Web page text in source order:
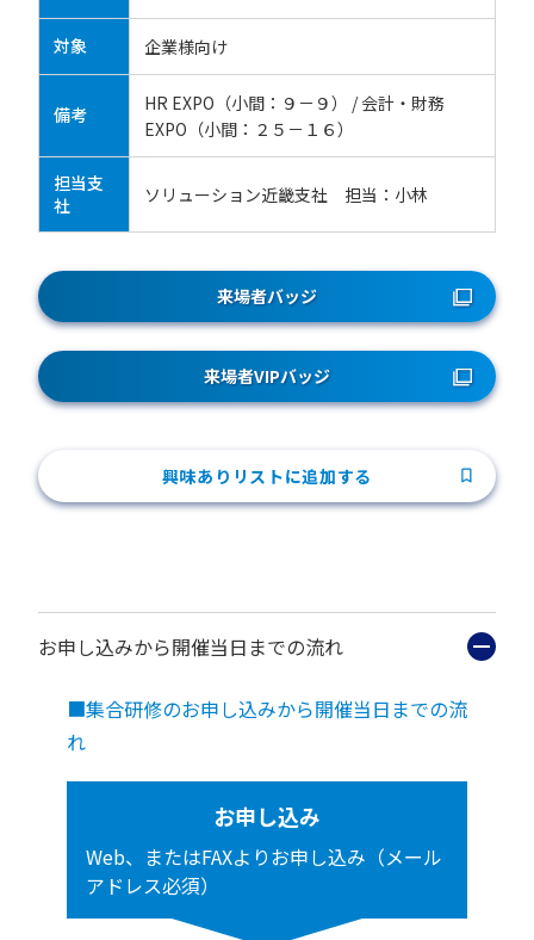
対象 企業様向け
備考
HR EXPO（小間：９－９） / 会計・財務
EXPO（小間：２５－１６）
担当支
社
ソリューション近畿支社 担当：小林
来場者バッジ
来場者VIPバッジ
興味ありリストに追加する
お申し込みから開催当日までの流れ
■集合研修のお申し込みから開催当日までの流
れ
お申し込み
Web、またはFAXよりお申し込み（メール
アドレス必須）